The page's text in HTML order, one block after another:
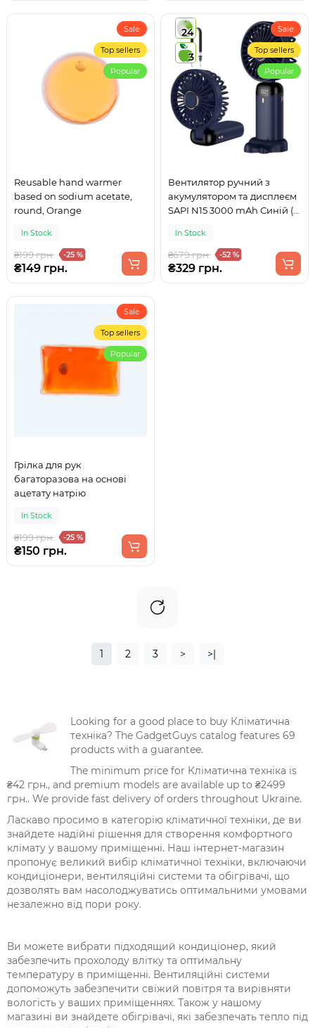
Sale
Top sellers
Popular
Reusable hand warmer
based on sodium acetate,
round, Orange
In Stock
₴199 грн. -25 %
₴149 грн.
24
3
Sale
Top sellers
Popular
Вентилятор ручний з
акумулятором та дисплеєм
SAPI N15 3000 mAh Синій (з
In Stock
₴679 грн. -52 %
₴329 грн.
Sale
Top sellers
Popular
Грілка для рук
багаторазова на основі
ацетату натрію
In Stock
₴199 грн. -25 %
₴150 грн.
1 2 3 > >|
Looking for a good place to buy Кліматична
техніка? The GadgetGuys catalog features 69
products with a guarantee.
The minimum price for Кліматична техніка is
₴42 грн., and premium models are available up to ₴2499
грн.. We provide fast delivery of orders throughout Ukraine.
Ласкаво просимо в категорію кліматичної техніки, де ви
знайдете надійні рішення для створення комфортного
клімату у вашому приміщенні. Наш інтернет-магазин
пропонує великий вибір кліматичної техніки, включаючи
кондиціонери, вентиляційні системи та обігрівачі, що
дозволять вам насолоджуватись оптимальними умовами
незалежно від пори року.
Ви можете вибрати підходящий кондиціонер, який
забезпечить прохолоду влітку та оптимальну
температуру в приміщенні. Вентиляційні системи
допоможуть забезпечити свіжий повітря та вирівняти
вологість у ваших приміщеннях. Також у нашому
магазині ви знайдете обігрівачі, які забезпечать тепло під